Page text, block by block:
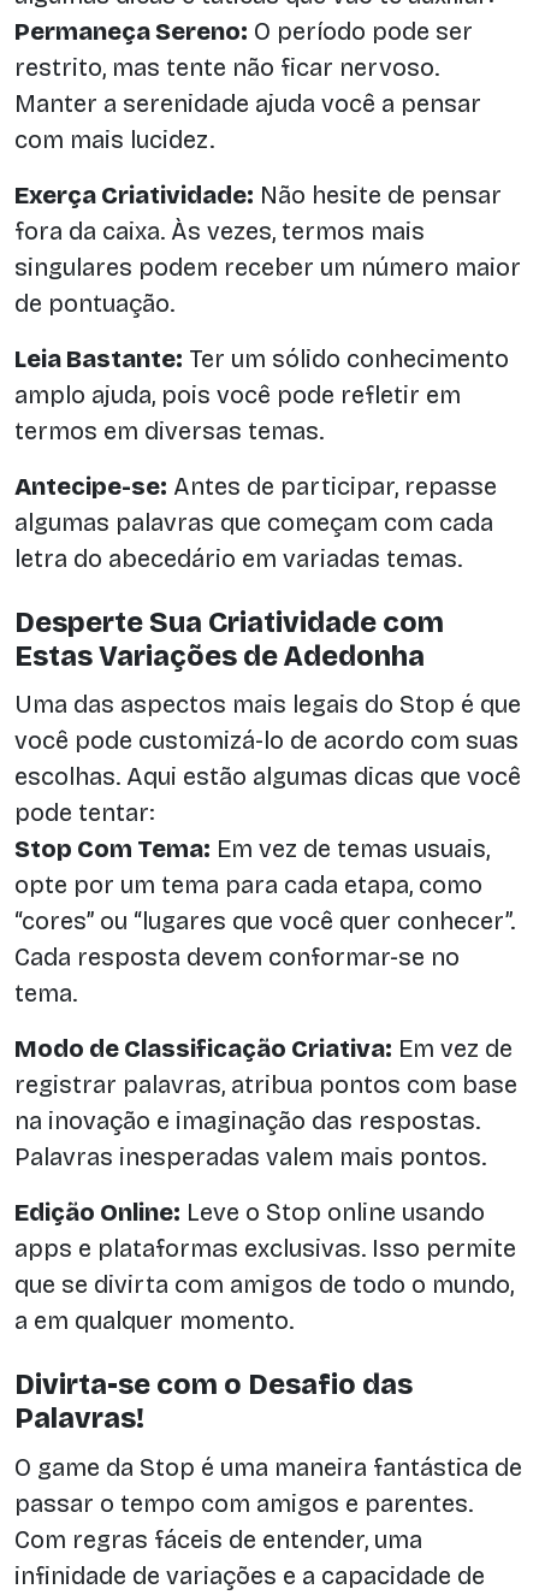
Permaneça Sereno: O período pode ser
restrito, mas tente não ficar nervoso.
Manter a serenidade ajuda você a pensar
com mais lucidez.
Exerça Criatividade: Não hesite de pensar
fora da caixa. Às vezes, termos mais
singulares podem receber um número maior
de pontuação.
Leia Bastante: Ter um sólido conhecimento
amplo ajuda, pois você pode refletir em
termos em diversas temas.
Antecipe-se: Antes de participar, repasse
algumas palavras que começam com cada
letra do abecedário em variadas temas.
Desperte Sua Criatividade com
Estas Variações de Adedonha
Uma das aspectos mais legais do Stop é que
você pode customizá-lo de acordo com suas
escolhas. Aqui estão algumas dicas que você
pode tentar:
Stop Com Tema: Em vez de temas usuais,
opte por um tema para cada etapa, como
“cores” ou “lugares que você quer conhecer”.
Cada resposta devem conformar-se no
tema.
Modo de Classificação Criativa: Em vez de
registrar palavras, atribua pontos com base
na inovação e imaginação das respostas.
Palavras inesperadas valem mais pontos.
Edição Online: Leve o Stop online usando
apps e plataformas exclusivas. Isso permite
que se divirta com amigos de todo o mundo,
a em qualquer momento.
Divirta-se com o Desafio das
Palavras!
O game da Stop é uma maneira fantástica de
passar o tempo com amigos e parentes.
Com regras fáceis de entender, uma
infinidade de variações e a capacidade de